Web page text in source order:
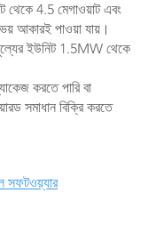
থেকে 4.5 মেগাওয়াট এবং
আকারই পাওয়া যায়।
মূল্যের ইউনিট 1.5MW থেকে
করতে পারি বা
সমাধান বিক্রি করতে
সফটওয়্যার